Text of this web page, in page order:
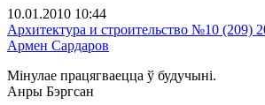
10.01.2010 10:44
Архитектура и строительство №10 (209)
Армен Сардаров
Мінулае працягваецца ў будучыні.
Анры Бэргсан